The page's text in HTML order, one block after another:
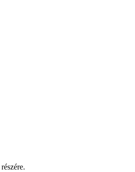
részére.